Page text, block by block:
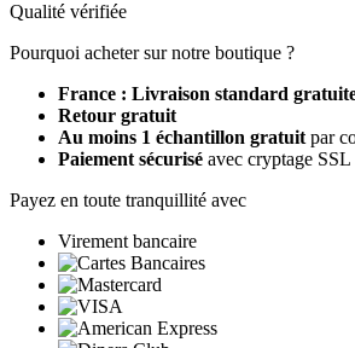
Qualité vérifiée
Pourquoi acheter sur notre boutique ?
France : Livraison standard
Retour gratuit
Au moins 1 échantillon gratuit par
Paiement sécurisé avec cryptage SSL
Payez en toute tranquillité avec
Virement bancaire